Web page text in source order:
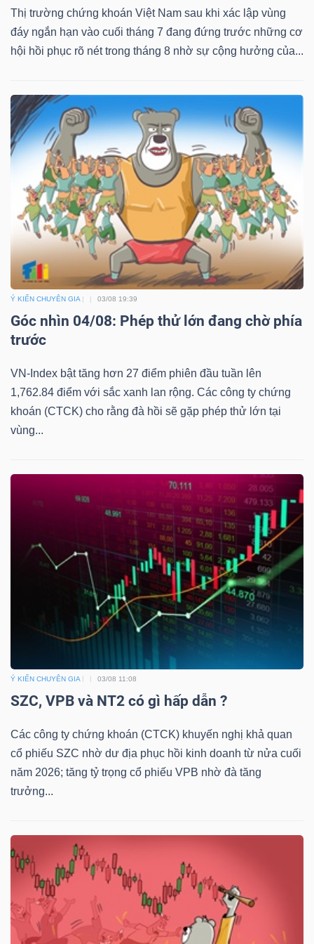
Thị trường chứng khoán Việt Nam sau khi xác lập vùng
đáy ngắn hạn vào cuối tháng 7 đang đứng trước những cơ
hội hồi phục rõ nét trong tháng 8 nhờ sự cộng hưởng của...
Ý KIẾN CHUYÊN GIA 03/08 19:39
Góc nhìn 04/08: Phép thử lớn đang chờ phía
trước
VN-Index bật tăng hơn 27 điểm phiên đầu tuần lên
1,762.84 điểm với sắc xanh lan rộng. Các công ty chứng
khoán (CTCK) cho rằng đà hồi sẽ gặp phép thử lớn tại
vùng...
Ý KIẾN CHUYÊN GIA 03/08 11:08
SZC, VPB và NT2 có gì hấp dẫn ?
Các công ty chứng khoán (CTCK) khuyến nghị khả quan
cổ phiếu SZC nhờ dư địa phục hồi kinh doanh từ nửa cuối
năm 2026; tăng tỷ trọng cổ phiếu VPB nhờ đà tăng
trưởng...
(-)
(-)
Đào
Sách
tài
Công
cụ
đầu
Truyền
Dữ
tài
chính